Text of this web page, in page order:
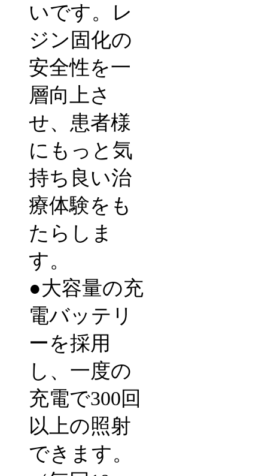
いです。レ
ジン固化の
安全性を一
層向上さ
せ、患者様
にもっと気
持ち良い治
療体験をも
たらしま
す。
●大容量の充
電バッテリ
ーを採用
し、一度の
充電で300回
以上の照射
できます。